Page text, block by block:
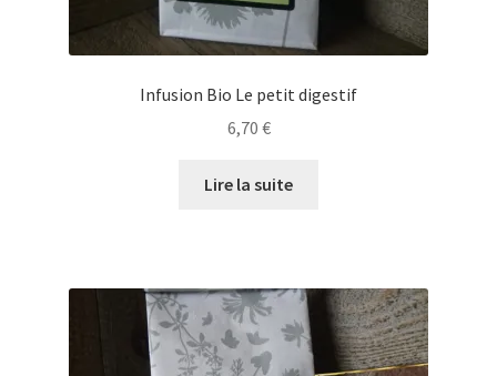
Infusion Bio Le petit digestif
6,70 €
Lire la suite